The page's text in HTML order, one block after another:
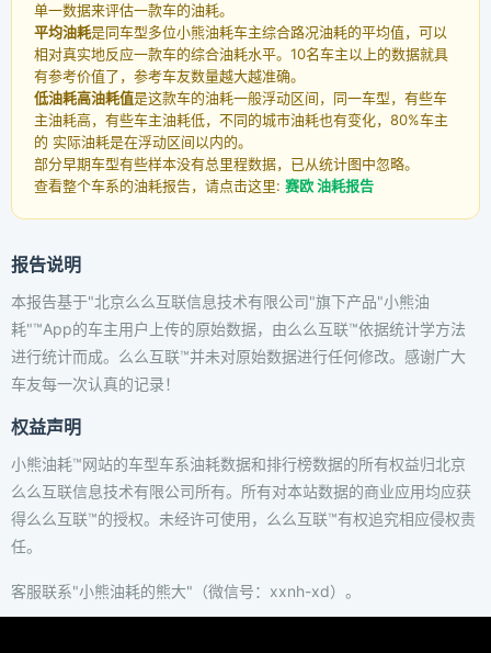
单一数据来评估一款车的油耗。
平均油耗是同车型多位小熊油耗车主综合路况油耗的平均值，可以
相对真实地反应一款车的综合油耗水平。10名车主以上的数据就具
有参考价值了，参考车友数量越大越准确。
低油耗高油耗值是这款车的油耗一般浮动区间，同一车型，有些车
主油耗高，有些车主油耗低，不同的城市油耗也有变化，80%车主
的 实际油耗是在浮动区间以内的。
部分早期车型有些样本没有总里程数据，已从统计图中忽略。
查看整个车系的油耗报告，请点击这里: 赛欧 油耗报告
报告说明
本报告基于"北京么么互联信息技术有限公司"旗下产品"小熊油
耗"™App的车主用户上传的原始数据，由么么互联™依据统计学方法
进行统计而成。么么互联™并未对原始数据进行任何修改。感谢广大
车友每一次认真的记录！
权益声明
小熊油耗™网站的车型车系油耗数据和排行榜数据的所有权益归北京
么么互联信息技术有限公司所有。所有对本站数据的商业应用均应获
得么么互联™的授权。未经许可使用，么么互联™有权追究相应侵权责
任。
客服联系"小熊油耗的熊大"（微信号：xxnh-xd）。